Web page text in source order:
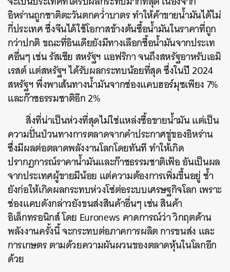
อิหร่านถูกชาติตะวันตกคว่ำบาตร ทำให้ค้าขายน้ำมันได้ไม่
กี่ประเทศ ซึ่งจีนได้ใช้โอกาสข้างต้นซื้อน้ำมันในราคาที่ถูก
กว่าปกติ ขณะที่อินเดียยังมีทางเลือกซื้อน้ำมันจากประเท
ศอื่นๆ เช่น รัสเซีย สหรัฐฯ แอฟริกา จนถึงสหรัฐอาหรับเอมิ
เรสต์ แต่สหรัฐฯ ได้รับผลกระทบน้อยที่สุด ซึ่งในปี 2024
สหรัฐฯ พึ่งพาเส้นทางน้ำมันจากช่องแคบฮอร์มุซเพียง 7%
และก๊าซธรรมชาติอีก 2%
สิ่งที่น่าเป็นห่วงที่สุดไม่ใช่แหล่งซื้อขายน้ำมัน แต่เป็น
ความปั่นป่วนทางการตลาดจากคำประกาศขู่ของอิหร่าน
ซึ่งมีผลต่อตลาดพลังงานโลกโดยทันที ทำให้เกิด
ปรากฏการณ์ราคาน้ำมันและก๊าซธรรมชาติเฟ้อ อันเป็นผล
จากประเทศผู้ขายมีน้อย แต่ความต้องการเพิ่มขึ้นอยู่ ซ้ำ
ยังก่อให้เกิดผลกระทบห่วงโซ่ต่อระบบเศรษฐกิจโลก เพราะ
ช่องแคบดังกล่าวยังขนส่งสินค้าอื่นๆ เช่น สินค้า
อิเล็กทรอนิกส์ โดย Euronews คาดการณ์ว่า วิกฤตด้าน
พลังงานครั้งนี้ จะกระทบต่อภาคการผลิต การขนส่ง และ
การเกษตร ตามด้วยความผันผวนของตลาดหุ้นในโลกอีก
ด้วย